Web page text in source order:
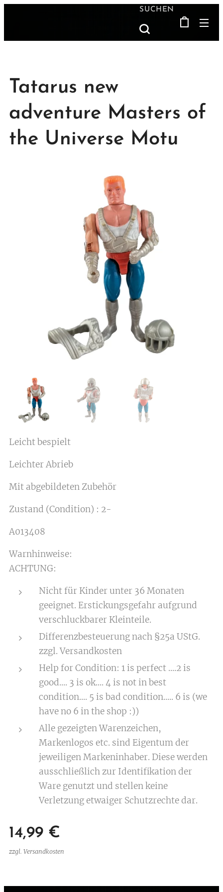
SUCHEN
Tatarus new
adventure Masters of
the Universe Motu
Leicht bespielt
Leichter Abrieb
Mit abgebildeten Zubehör
Zustand (Condition) : 2-
A013408
Warnhinweise:
ACHTUNG:
Nicht für Kinder unter 36 Monaten
geeignet. Erstickungsgefahr aufgrund
verschluckbarer Kleinteile.
Differenzbesteuerung nach §25a UStG.
zzgl. Versandkosten
Help for Condition: 1 is perfect ....2 is
good.... 3 is ok.... 4 is not in best
condition.... 5 is bad condition..... 6 is (we
have no 6 in the shop :))
Alle gezeigten Warenzeichen,
Markenlogos etc. sind Eigentum der
jeweiligen Markeninhaber. Diese werden
ausschließlich zur Identifikation der
Ware genutzt und stellen keine
Verletzung etwaiger Schutzrechte dar.
14,99 €
zzgl. Versandkosten